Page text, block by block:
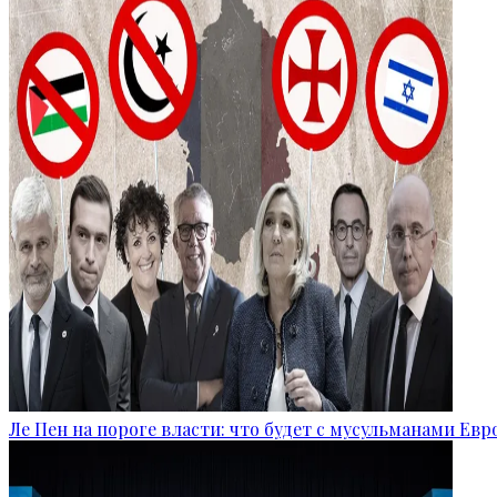
Ле Пен на пороге власти: что будет с мусульманами